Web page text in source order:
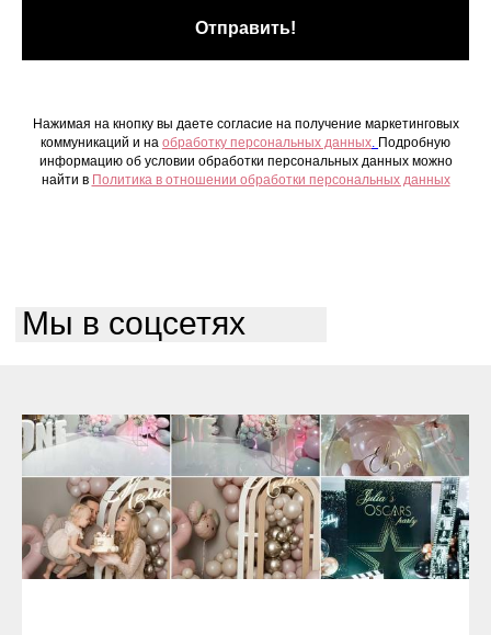
Отправить!
Нажимая на кнопку вы даете согласие на получение маркетинговых
коммуникаций и на обработку персональных данных. Подробную
информацию об условии обработки персональных данных можно
найти в Политика в отношении обработки персональных данных
Мы в соцсетях